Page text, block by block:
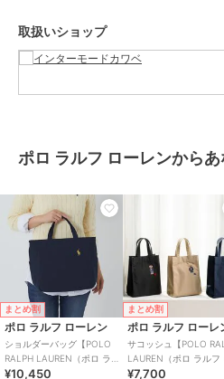
カラー
レッド、ダークグ
地 ポリエステル
原産国
取扱いショップ
ポロ ラルフ ローレンから
まとめ割
ポロ ラルフ ローレン
ショルダーバッグ【POLO
RALPH LAUREN（ポロ ラル
フ ローレン）】
¥10,450
まとめ割
ポロ ラルフ ローレ
サコッシュ【POLO
LAUREN（ポロ ラルフ
レン）】
¥7,700